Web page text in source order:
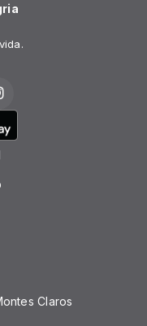
Claros